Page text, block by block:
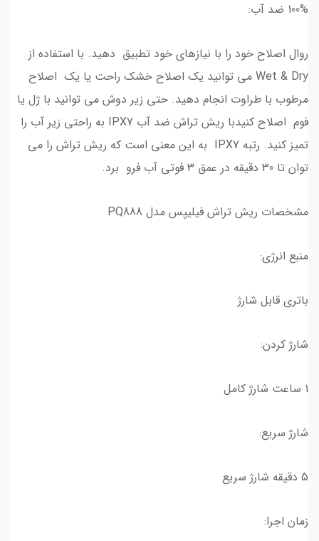
100% ضد آب:
روال اصلاح خود را با نیازهای خود تطبیق دهید. با استفاده از
Wet & Dry می توانید یک اصلاح خشک راحت یا یک اصلاح
مرطوب با طراوت انجام دهید. حتی زیر دوش می توانید با ژل یا
فوم اصلاح کنیدبا ریش تراش ضد آب IPX7 به راحتی زیر آب را
تمیز کنید. رتبه IPX7 به این معنی است که ریش تراش را می
توان تا 30 دقیقه در عمق 3 فوتی آب فرو برد.
مشخصات ریش تراش فیلیپس مدل PQ888
منبع انرژی:
باتری قابل شارژ
شارژ کردن:
1 ساعت شارژ کامل
شارژ سریع:
5 دقیقه شارژ سریع
زمان اجرا: